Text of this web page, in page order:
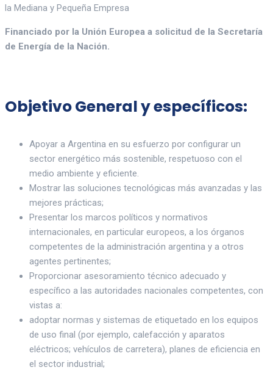
la Mediana y Pequeña Empresa
Financiado por la Unión Europea a solicitud de la Secretaría
de Energía de la Nación.
Objetivo General y específicos:
Apoyar a Argentina en su esfuerzo por configurar un
sector energético más sostenible, respetuoso con el
medio ambiente y eficiente.
Mostrar las soluciones tecnológicas más avanzadas y las
mejores prácticas;
Presentar los marcos políticos y normativos
internacionales, en particular europeos, a los órganos
competentes de la administración argentina y a otros
agentes pertinentes;
Proporcionar asesoramiento técnico adecuado y
específico a las autoridades nacionales competentes, con
vistas a:
adoptar normas y sistemas de etiquetado en los equipos
de uso final (por ejemplo, calefacción y aparatos
eléctricos; vehículos de carretera), planes de eficiencia en
el sector industrial;